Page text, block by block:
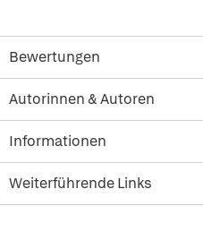
Bewertungen
Autorinnen & Autoren
Informationen
Weiterführende Links